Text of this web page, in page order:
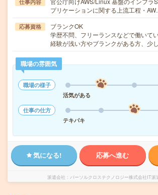
仕事内容
プリケーションに関する上流工程・
応募資格
ブランクOK
学歴不問、フリーランスなどで働いて
経験が浅い方やブランクがある方、少
職場の雰囲気
職場の様子
活気がある
仕事の仕方
テキパキ
気になる! 応募へ進む
派遣会社 パーソルクロステクノロジー株式会社IT派